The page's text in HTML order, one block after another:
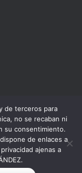
SiteOrigin
de terceros para
no se recaban ni
su consentimiento.
de enlaces a
ajenas a